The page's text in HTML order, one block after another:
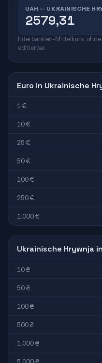
UAH — UKRAINISCHE
Interbanken-Mittelkurs,
editierbar.
Euro in Ukrainische
1 €
10 €
25 €
50 €
100 €
250 €
1.000 €
Ukrainische Hrywnja
10 ₴
50 ₴
100 ₴
500 ₴
1.000 ₴